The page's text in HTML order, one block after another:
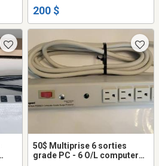
200 $
50$ Multiprise 6 sorties
grade PC - 6 O/L computer